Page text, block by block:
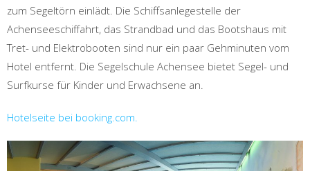
zum Segeltörn einlädt. Die Schiffsanlegestelle der
Achenseeschiffahrt, das Strandbad und das Bootshaus mit
Tret- und Elektrobooten sind nur ein paar Gehminuten vom
Hotel entfernt. Die Segelschule Achensee bietet Segel- und
Surfkurse für Kinder und Erwachsene an.
Hotelseite bei booking.com.